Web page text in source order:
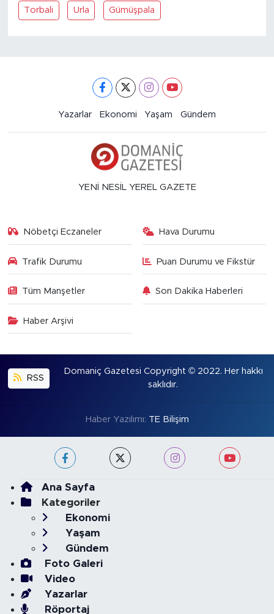
Torbali Urla Gümüşpala
Yazarlar Ekonomi Yaşam Gündem
YENİ NESİL YEREL GAZETE
Nöbetçi Eczaneler Hava Durumu
Trafik Durumu Puan Durumu ve Fikstür
Tüm Manşetler Son Dakika Haberleri
Haber Arşivi
RSS
Domaniç Gazetesi Copyright © 2022. Her hakkı
saklıdır.
Haber Yazılımı: TE Bilişim
Ana Sayfa
Kategoriler
Ekonomi
Yaşam
Gündem
Foto Galeri
Video
Yazarlar
Röportaj